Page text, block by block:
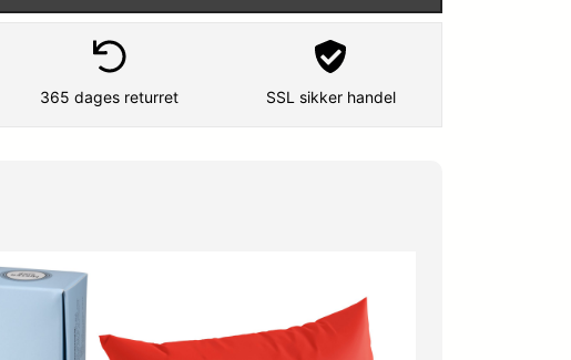
365 dages returret SSL sikker handel